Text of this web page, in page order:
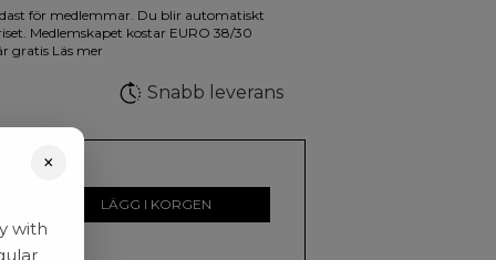
teckningar med. På illustrationen på
färger.
för medlemmar. Du blir automatiskt
Medlemskapet kostar EURO 38/30
gratis Läs mer
Snabb leverans
LÄGG I KORGEN
×
with